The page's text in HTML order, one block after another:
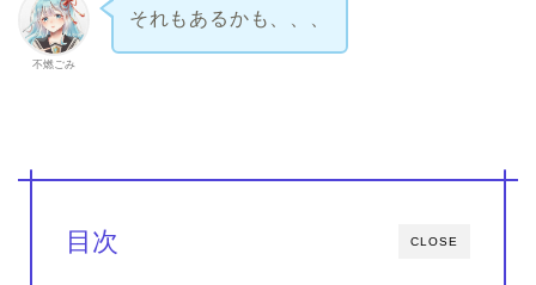
不燃ごみ
それもあるかも、、、
CLOSE
目次